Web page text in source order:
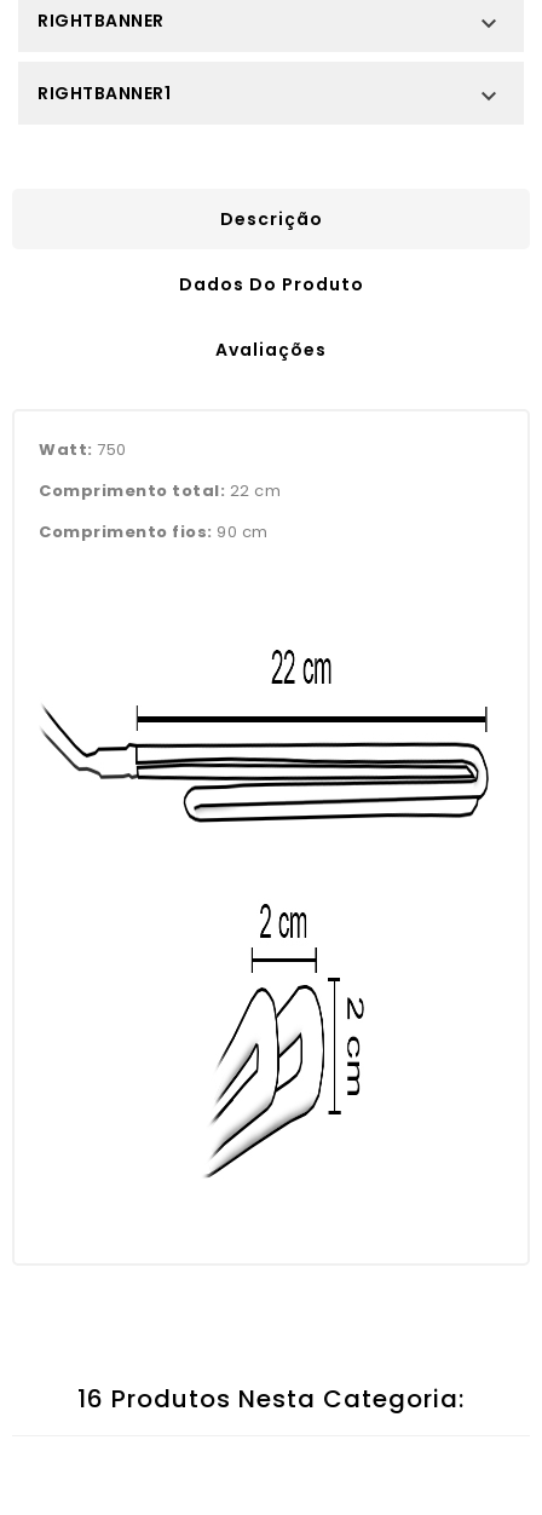
RIGHTBANNER 
RIGHTBANNER1 
Descrição
Dados Do Produto
Avaliações
Watt: 750
Comprimento total: 22 cm
Comprimento fios: 90 cm
16 Produtos Nesta Categoria: